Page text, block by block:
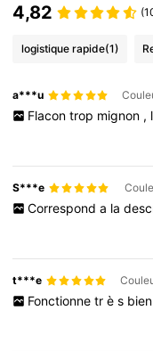
4,82
logistique rapide(1)
a***u
Flacon trop mignon ,
S***e
Correspond a la
t***e
Fonctionne tr è s bien